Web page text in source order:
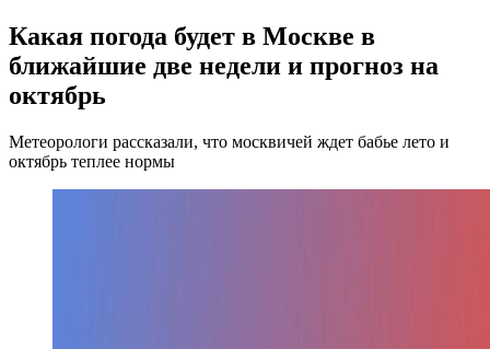
Какая погода будет в Москве в
ближайшие две недели и прогноз на
октябрь
Метеорологи рассказали, что москвичей ждет бабье лето и
октябрь теплее нормы